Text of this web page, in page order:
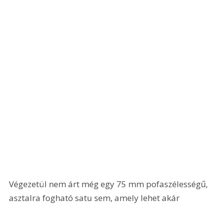
Végezetül nem árt még egy 75 mm pofaszélességű,
asztalra fogható satu sem, amely lehet akár